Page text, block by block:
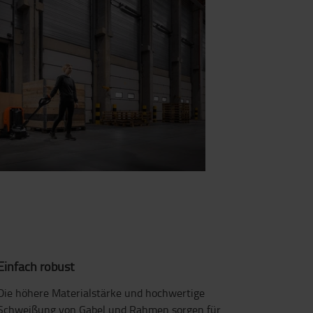
robust
höhere Materialstärke und hochwertige
von Gabel und Rahmen sorgen für